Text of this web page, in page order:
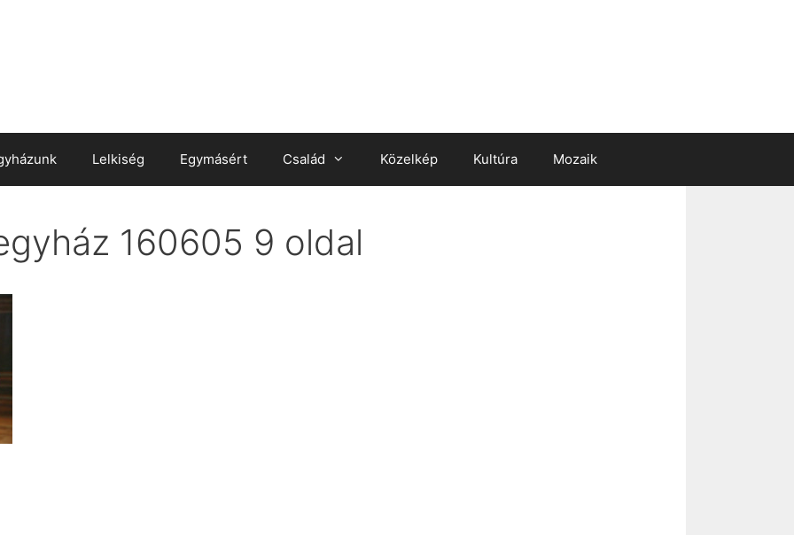
Lelkiség Egymásért Család Közelkép Kultúra Mozaik
160605 9 oldal